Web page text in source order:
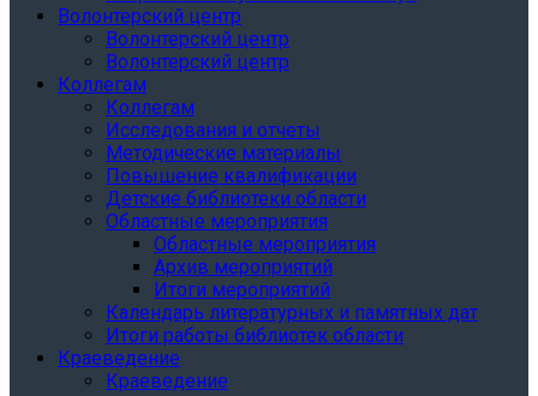
Волонтерский центр
Волонтерский центр
Волонтерский центр
Коллегам
Коллегам
Исследования и отчеты
Методические материалы
Повышение квалификации
Детские библиотеки области
Областные мероприятия
Областные мероприятия
Архив мероприятий
Итоги мероприятий
Календарь литературных и памятных дат
Итоги работы библиотек области
Краеведение
Краеведение